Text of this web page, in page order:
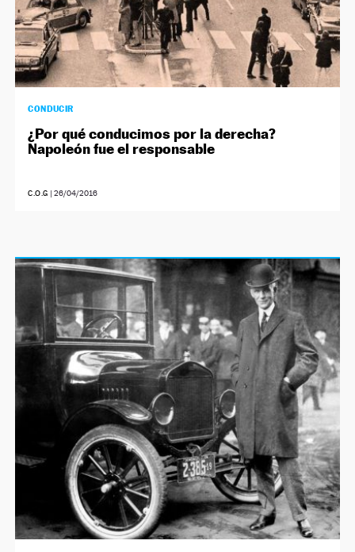
CONDUCIR
¿Por qué conducimos por la derecha?
Napoleón fue el responsable
C.O.G |26/04/2016